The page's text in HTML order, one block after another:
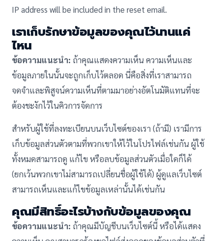
IP address will be included in the reset email.
เราเก็บรักษาข้อมูลของคุณไว้นานแค่
ไหน
ข้อความแนะนำ: ถ้าคุณแสดงความเห็น ความเห็นและ
ข้อมูลภายในนั้นจะถูกเก็บไว้ตลอด นี่คือสิ่งที่เราสามารถ
จดจำและพิสูจน์ความเห็นที่ตามมาอย่างอัตโนมัติแทนที่จะ
ต้องชะงักไว้ในคิวการจัดการ
สำหรับผู้ใช้ที่ลงทะเบียนบนเว็บไซต์ของเรา (ถ้ามี) เรามีการ
เก็บข้อมูลส่วนตัวตามที่พวกเขาให้ไว้ในโปรไฟล์เช่นกัน ผู้ใช้
ทั้งหมดสามารถดู แก้ไข หรือลบข้อมูลส่วนตัวเมื่อใดก็ได้
(ยกเว้นพวกเขาไม่สามารถเปลี่ยนชื่อผู้ใช้ได้) ผู้ดูแลเว็บไซต์
สามารถเห็นและแก้ไขข้อมูลเหล่านั้นได้เช่นกัน
คุณมีสิทธิ์อะไรบ้างกับข้อมูลของคุณ
ข้อความแนะนำ: ถ้าคุณมีบัญชีบนเว็บไซต์นี้ หรือได้แสดง